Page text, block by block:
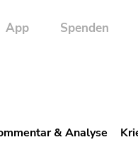
App Spenden
& Analyse